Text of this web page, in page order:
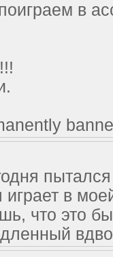
в
в
что это